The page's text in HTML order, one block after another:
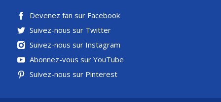
Devenez fan sur Facebook
Suivez-nous sur Twitter
Suivez-nous sur Instagram
Abonnez-vous sur YouTube
Suivez-nous sur Pinterest